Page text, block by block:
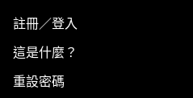
註冊／登入
這是什麼？
重設密碼